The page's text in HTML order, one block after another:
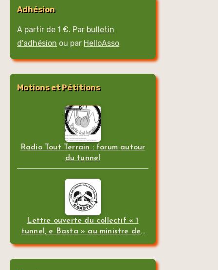
Adhésion
A partir de 1 €. Par bulletin
d'adhésion ou par HelloAsso
Motions et Pétitions
Radio Tout Terrain : forum autour
du tunnel
Lettre ouverte du collectif « 1
tunnel, e Basta » au ministre des
transports